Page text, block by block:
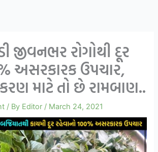
જીવનભર રોગોથી દૂર
અસરકારક ઉપચાર,
માટે તો છે રામબાણ..
/ By Editor / March 24, 2021